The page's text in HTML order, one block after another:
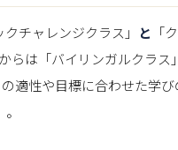
チャレンジクラス」 と 「
らは「バイリンガルクラス
適性や目標に合わせた学